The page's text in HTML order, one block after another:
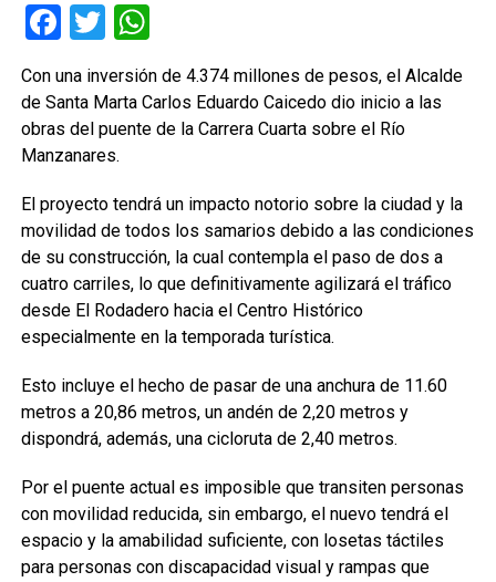
Facebook
TwitterWhatsApp
Con una inversión de 4.374 millones de pesos, el Alcalde
de Santa Marta Carlos Eduardo Caicedo dio inicio a las
obras del puente de la Carrera Cuarta sobre el Río
Manzanares.
El proyecto tendrá un impacto notorio sobre la ciudad y la
movilidad de todos los samarios debido a las condiciones
de su construcción, la cual contempla el paso de dos a
cuatro carriles, lo que definitivamente agilizará el tráfico
desde El Rodadero hacia el Centro Histórico
especialmente en la temporada turística.
Esto incluye el hecho de pasar de una anchura de 11.60
metros a 20,86 metros, un andén de 2,20 metros y
dispondrá, además, una cicloruta de 2,40 metros.
Por el puente actual es imposible que transiten personas
con movilidad reducida, sin embargo, el nuevo tendrá el
espacio y la amabilidad suficiente, con losetas táctiles
para personas con discapacidad visual y rampas que